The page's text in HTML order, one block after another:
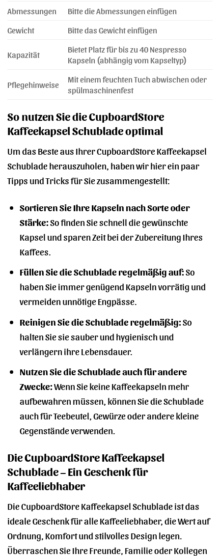
Abmessungen
Bitte die Abmessungen einfügen
Gewicht
Bitte das Gewicht einfügen
Kapazität
Bietet Platz für bis zu 40 Nespresso
Kapseln (abhängig vom Kapseltyp)
Pflegehinweise
Mit einem feuchten Tuch abwischen oder
spülmaschinenfest
So nutzen Sie die CupboardStore
Kaffeekapsel Schublade optimal
Um das Beste aus Ihrer CupboardStore Kaffeekapsel
Schublade herauszuholen, haben wir hier ein paar
Tipps und Tricks für Sie zusammengestellt:
Sortieren Sie Ihre Kapseln nach Sorte oder
Stärke:So finden Sie schnell die gewünschte
Kapsel und sparen Zeit bei der Zubereitung Ihres
Kaffees.
Füllen Sie die Schublade regelmäßig auf:So
haben Sie immer genügend Kapseln vorrätig und
vermeiden unnötige Engpässe.
Reinigen Sie die Schublade regelmäßig:So
halten Sie sie sauber und hygienisch und
verlängern ihre Lebensdauer.
Nutzen Sie die Schublade auch für andere
Zwecke:Wenn Sie keine Kaffeekapseln mehr
aufbewahren müssen, können Sie die Schublade
auch für Teebeutel, Gewürze oder andere kleine
Gegenstände verwenden.
Die CupboardStore Kaffeekapsel
Schublade – Ein Geschenk für
Kaffeeliebhaber
Die CupboardStore Kaffeekapsel Schublade ist das
ideale Geschenk für alle Kaffeeliebhaber, die Wert auf
Ordnung, Komfort und stilvolles Design legen.
Überraschen Sie Ihre Freunde, Familie oder Kollegen